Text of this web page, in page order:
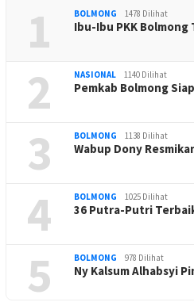
1 BOLMONG 1478 Dilihat
Ibu-Ibu PKK
2 NASIONAL 1140 Dilihat
Pemkab Bolmong
3 BOLMONG 1138 Dilihat
Wabup Dony
4 BOLMONG 1025 Dilihat
36 Putra-Putri
5 BOLMONG 978 Dilihat
Ny Kalsum Alhabsyi